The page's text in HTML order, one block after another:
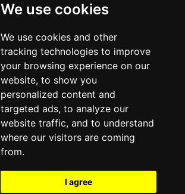
We use cookies
We use cookies and other
tracking technologies to improve
your browsing experience on our
website, to show you
personalized content and
targeted ads, to analyze our
website traffic, and to understand
where our visitors are coming
from.
I agree